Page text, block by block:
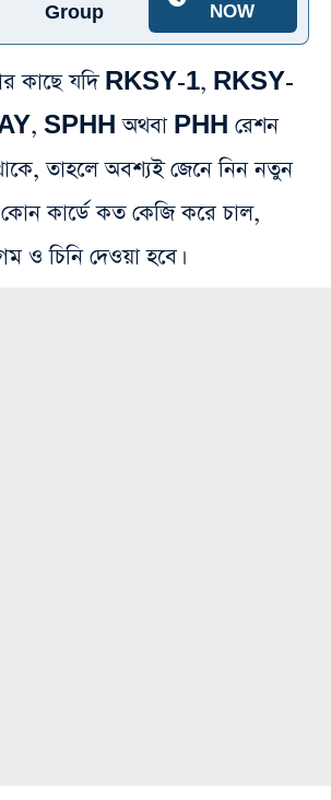
Group
NOW
কাছে যদি RKSY-1, RKSY-
SPHH অথবা PHH রেশন
তাহলে অবশ্যই জেনে নিন নতুন
কার্ডে কত কেজি করে চাল,
ও চিনি দেওয়া হবে।